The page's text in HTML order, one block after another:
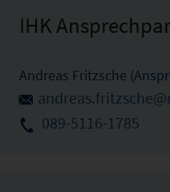
IHK
Andreas Fritzsche
089-5116-1785